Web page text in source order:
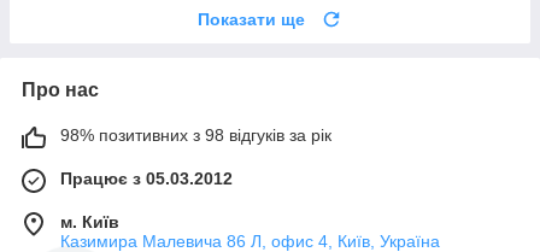
Показати ще
Про нас
98% позитивних з 98 відгуків за рік
Працює з 05.03.2012
м. Київ
Казимира Малевича 86 Л, офис 4, Київ, Україна